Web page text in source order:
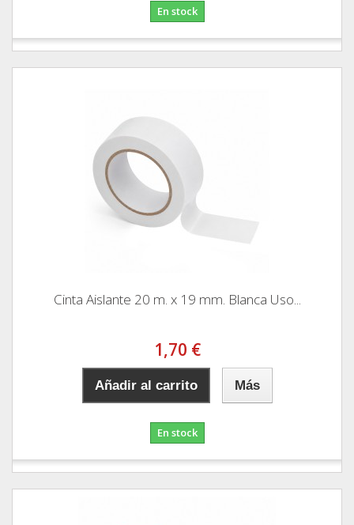
En stock
Cinta Aislante 20 m. x 19 mm. Blanca Uso...
1,70 €
Añadir al carrito Más
En stock